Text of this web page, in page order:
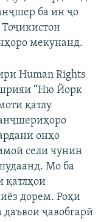
ба ин ҷо
мекунанд.
Human Rights
“Ню Йорк
қатлу
онҳо
сели чунин
Мо ба
қатлҳои
дорем. Роҳи
даъвои ҷавобгарӣ